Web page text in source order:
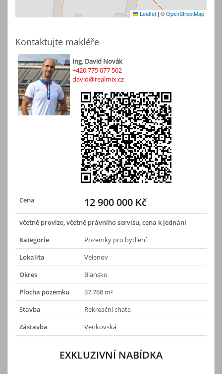
Leaflet | ©OpenStreetMap
Kontaktujte makléře
Ing. David Novák
+420 775 077 502
david@realmix.cz
Cena 12 900 000 Kč
včetně provize, včetně právního servisu, cena k jednání
Kategorie
Pozemky pro bydlení
Lokalita
Velenov
Okres
Blansko
Plocha pozemku
37.768 m²
Stavba
Rekreační chata
Zástavba
Venkovská
EXKLUZIVNÍ NABÍDKA